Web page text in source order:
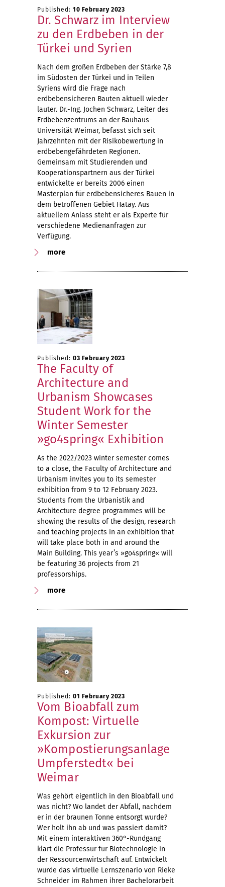
Published: 10 February 2023
Dr. Schwarz im Interview
zu den Erdbeben in der
Türkei und Syrien
Nach dem großen Erdbeben der Stärke 7,8
im Südosten der Türkei und in Teilen
Syriens wird die Frage nach
erdbebensicheren Bauten aktuell wieder
lauter. Dr.-Ing. Jochen Schwarz, Leiter des
Erdbebenzentrums an der Bauhaus-
Universität Weimar, befasst sich seit
Jahrzehnten mit der Risikobewertung in
erdbebengefährdeten Regionen.
Gemeinsam mit Studierenden und
Kooperationspartnern aus der Türkei
entwickelte er bereits 2006 einen
Masterplan für erdbebensicheres Bauen in
dem betroffenen Gebiet Hatay. Aus
aktuellem Anlass steht er als Experte für
verschiedene Medienanfragen zur
Verfügung.
more
Published: 03 February 2023
The Faculty of
Architecture and
Urbanism Showcases
Student Work for the
Winter Semester
»go4spring« Exhibition
As the 2022/2023 winter semester comes
to a close, the Faculty of Architecture and
Urbanism invites you to its semester
exhibition from 9 to 12 February 2023.
Students from the Urbanistik and
Architecture degree programmes will be
showing the results of the design, research
and teaching projects in an exhibition that
will take place both in and around the
Main Building. This year’s »go4spring« will
be featuring 36 projects from 21
professorships.
more
Published: 01 February 2023
Vom Bioabfall zum
Kompost: Virtuelle
Exkursion zur
»Kompostierungsanlage
Umpferstedt« bei
Weimar
Was gehört eigentlich in den Bioabfall und
was nicht? Wo landet der Abfall, nachdem
er in der braunen Tonne entsorgt wurde?
Wer holt ihn ab und was passiert damit?
Mit einem interaktiven 360°-Rundgang
klärt die Professur für Biotechnologie in
der Ressourcenwirtschaft auf. Entwickelt
wurde das virtuelle Lernszenario von Rieke
Schneider im Rahmen ihrer Bachelorarbeit